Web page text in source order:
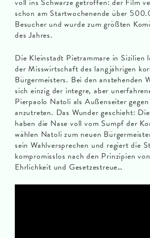
voll ins Schwarze getroffen: der Film
schon am Startwochenende über
Besucher und wurde zum größten
des Jahres.
Die Kleinstadt Pietrammare in Sizilien
der Misswirtschaft des langjährigen
Bürgermeisters. Bei den anstehenden
sich einzig der integre, aber
Pierpaolo Natoli als Außenseiter
anzutreten. Das Wunder geschieht:
haben die Nase voll vom Sumpf der
wählen Natoli zum neuen
sein Wahlversprechen und regiert die
kompromisslos nach den Prinzipien
Ehrlichkeit und Gesetzestreue…